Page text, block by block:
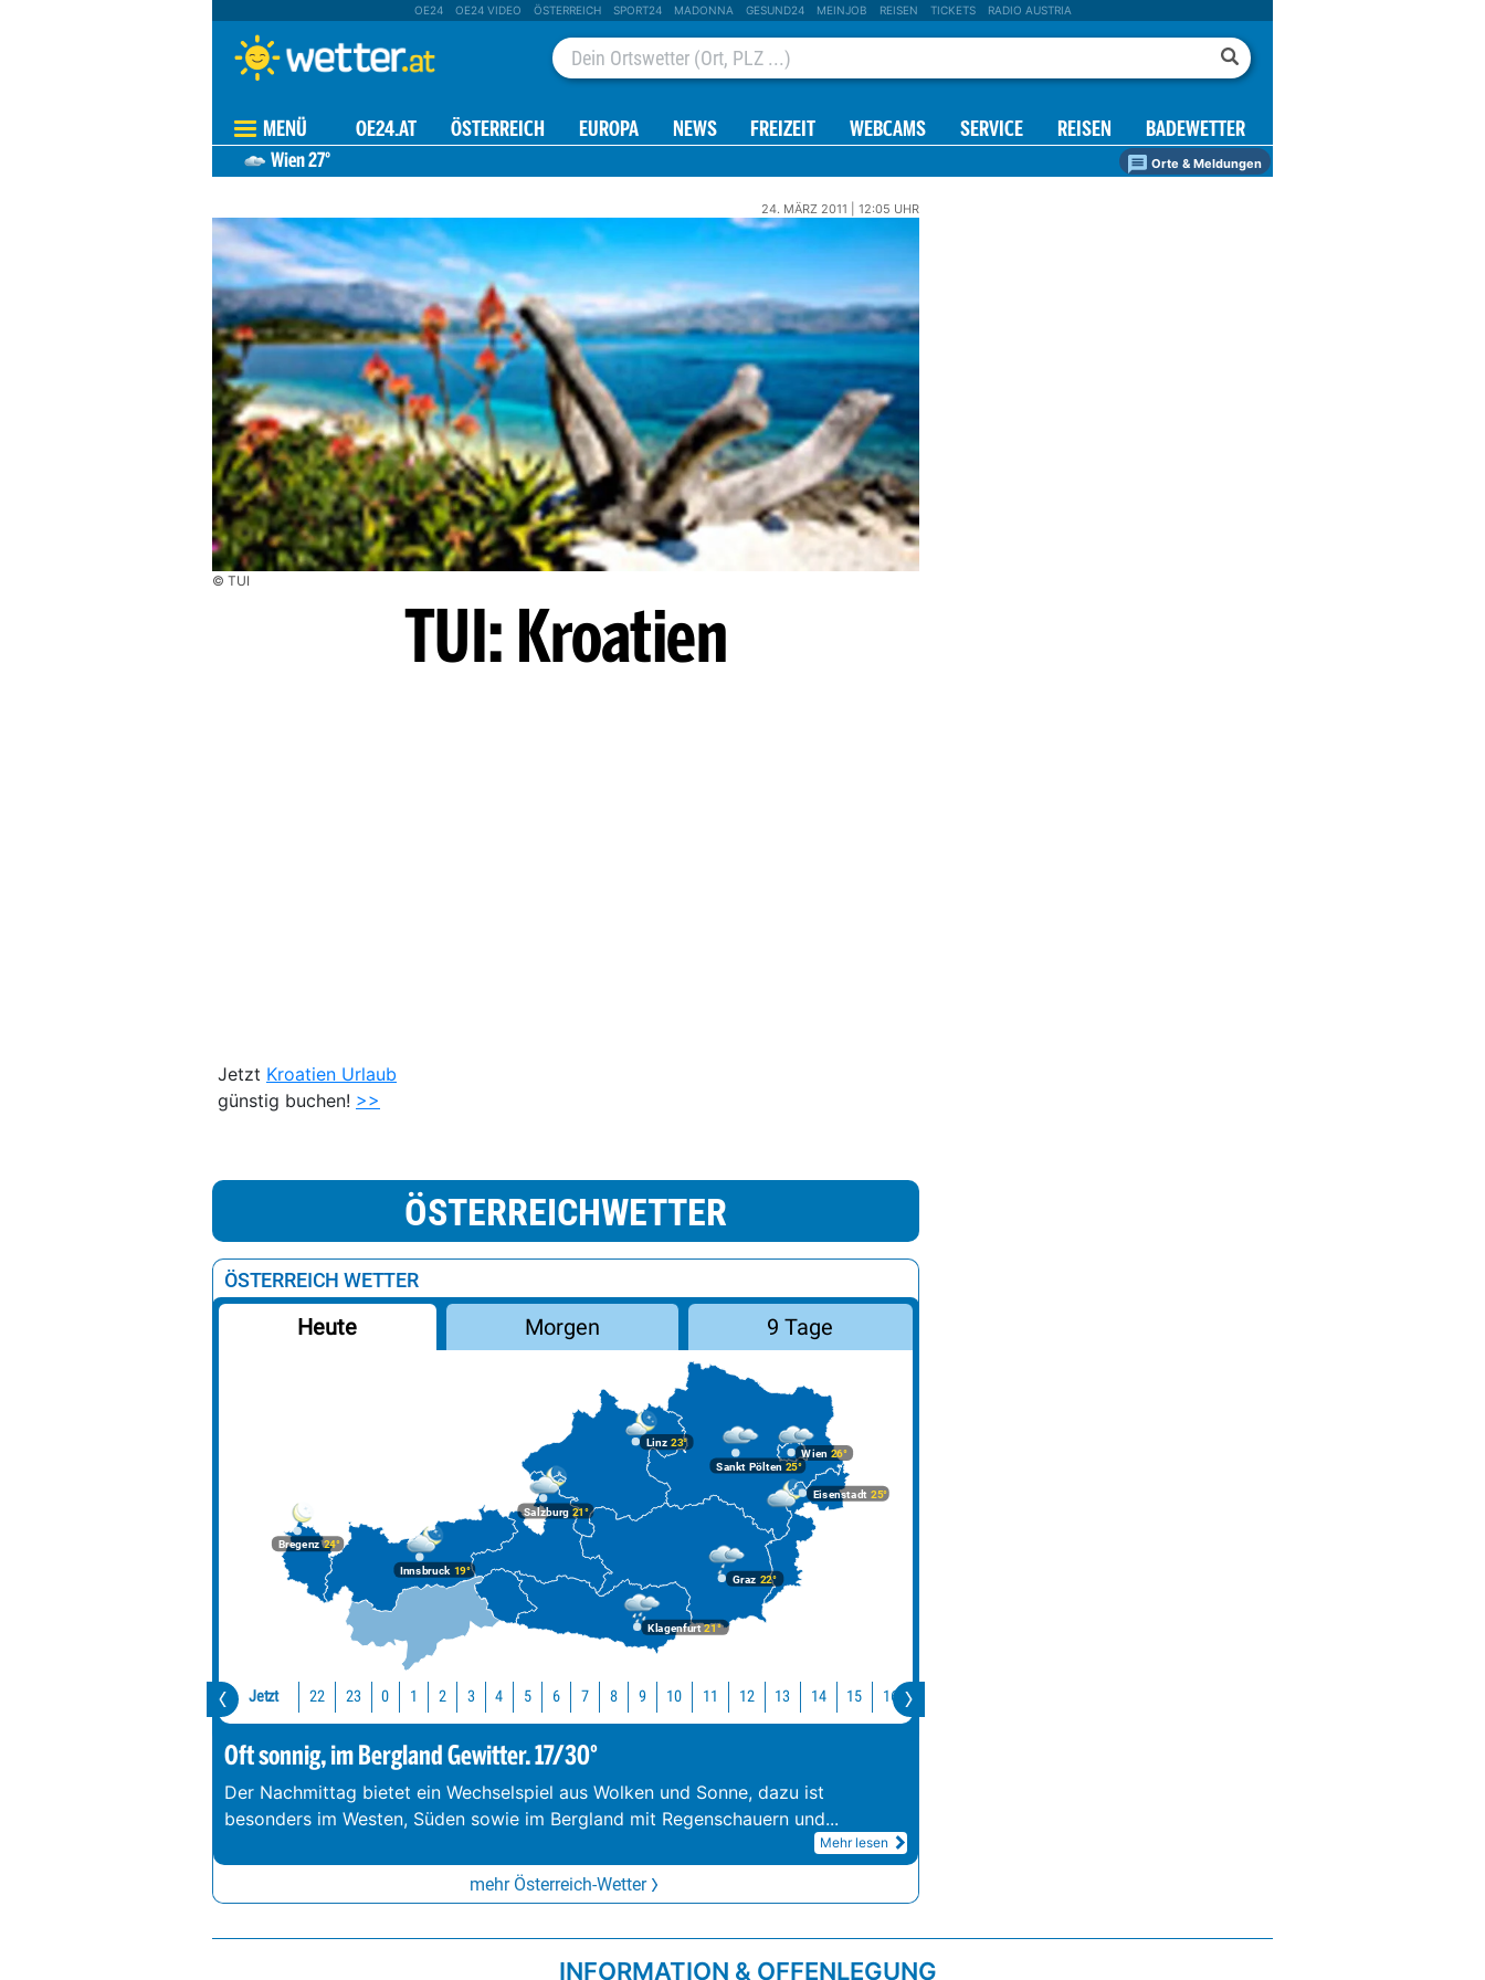
OE24 OE24 VIDEO ÖSTERREICH SPORT24 MADONNA GESUND24 MEINJOB REISEN TICKETS RADIO AUSTRIA
MENÜ OE24.AT ÖSTERREICH EUROPA NEWS FREIZEIT WEBCAMS SERVICE REISEN BADEWETTER
Wien27° Orte & Meldungen
24. MÄRZ 2011 | 12:05 UHR
© TUI
TUI: Kroatien
Jetzt Kroatien Urlaub
günstig buchen! >>
ÖSTERREICHWETTER
ÖSTERREICH WETTER
Heute Morgen 9 Tage
Bregenz24°
Graz 22°
Innsbruck19°
Klagenfurt21°
Linz 23°
Salzburg21°
Wien 26°
Eisenstadt 25°
Sankt Pölten 25°
Jetzt 22 23 0 1 2 3 4 5 6 7 8 9 10 11 12 13 14 15 16
Oft sonnig, im Bergland Gewitter. 17/30°
Der Nachmittag bietet ein Wechselspiel aus Wolken und Sonne, dazu ist
besonders im Westen, Süden sowie im Bergland mit Regenschauern und...
Mehr lesen
mehr Österreich-Wetter
INFORMATION & OFFENLEGUNG